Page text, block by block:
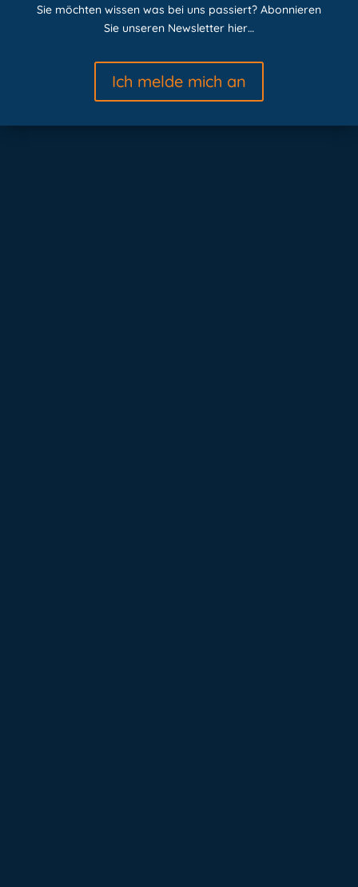
Sie möchten wissen was bei uns passiert? Abonnieren
Sie unseren Newsletter hier…
Ich melde mich an